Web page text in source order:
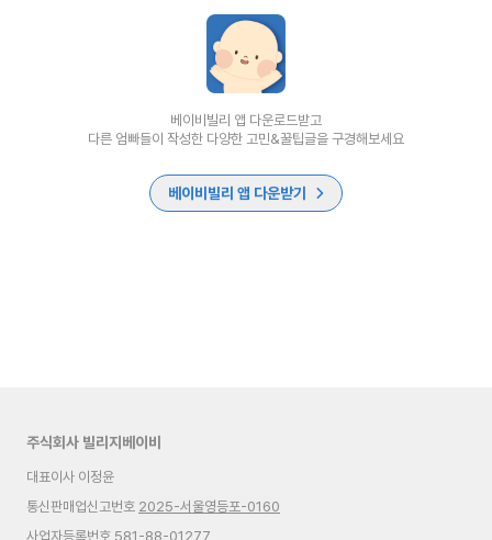
베이비빌리 앱 다운로드받고
다른 엄빠들이 작성한 다양한 고민&꿀팁글을 구경해보세요
베이비빌리 앱 다운받기
주식회사 빌리지베이비
대표이사 이정윤
통신판매업신고번호 2025-서울영등포-0160
사업자등록번호 581-88-01277